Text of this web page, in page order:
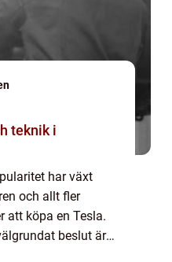
teknik i
har växt
och allt fler
att köpa en Tesla.
beslut är